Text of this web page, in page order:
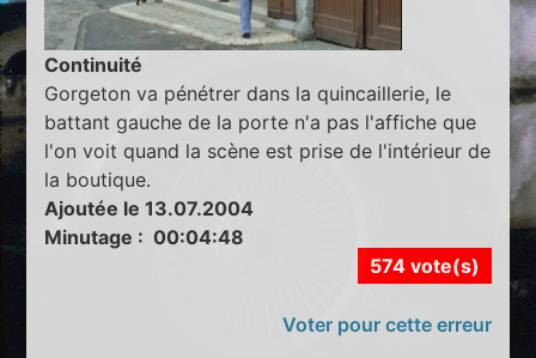
Continuité
Gorgeton va pénétrer dans la quincaillerie, le
battant gauche de la porte n'a pas l'affiche que
l'on voit quand la scène est prise de l'intérieur de
la boutique.
Ajoutée le 13.07.2004
Minutage : 00:04:48
574 vote(s)
Voter pour cette erreur